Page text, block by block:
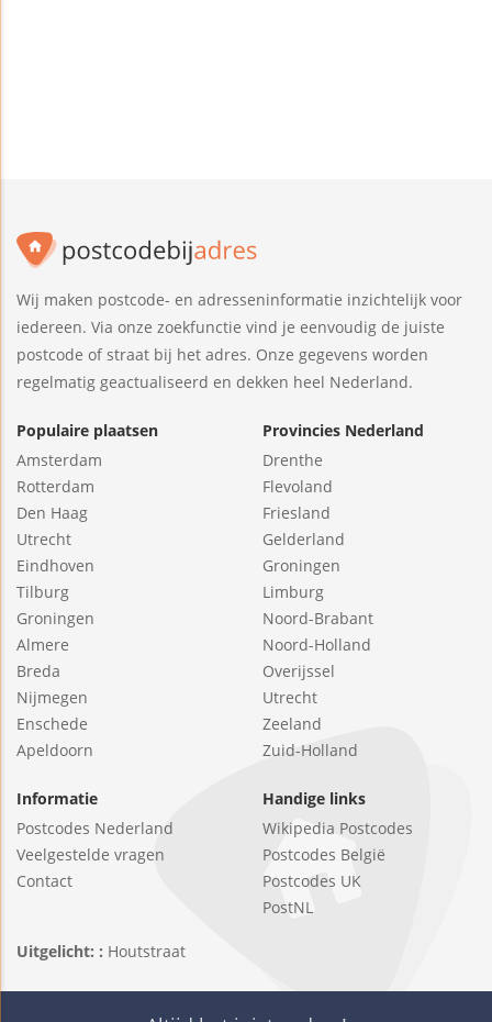
Wij maken postcode- en adresseninformatie inzichtelijk voor
iedereen. Via onze zoekfunctie vind je eenvoudig de juiste
postcode of straat bij het adres. Onze gegevens worden
regelmatig geactualiseerd en dekken heel Nederland.
Populaire plaatsen
Amsterdam
Rotterdam
Den Haag
Utrecht
Eindhoven
Tilburg
Groningen
Almere
Breda
Nijmegen
Enschede
Apeldoorn
Provincies Nederland
Drenthe
Flevoland
Friesland
Gelderland
Groningen
Limburg
Noord-Brabant
Noord-Holland
Overijssel
Utrecht
Zeeland
Zuid-Holland
Informatie
Postcodes Nederland
Veelgestelde vragen
Contact
Handige links
Wikipedia Postcodes
Postcodes België
Postcodes UK
PostNL
Uitgelicht: : Houtstraat